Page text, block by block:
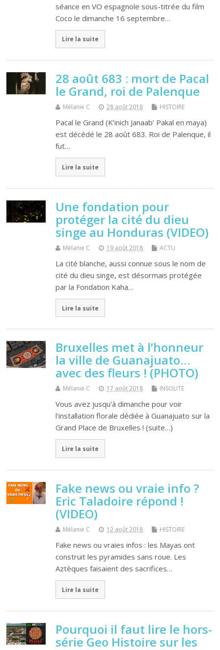
séance en VO espagnole sous-titrée du film
Coco le dimanche 16 septembre…
Lire la suite
28 août 683 : mort de Pacal
le Grand, roi de Palenque
Mélanie C 28 août 2018 HISTOIRE
Pacal le Grand (K’inich Janaab’ Pakal en maya)
est décédé le 28 août 683. Roi de Palenque, il
fut…
Lire la suite
Une fondation pour
protéger la cité du dieu
singe au Honduras (VIDEO)
Mélanie C 19 août 2018 ACTU
La cité blanche, aussi connue sous le nom de
cité du dieu singe, est désormais protégée
par la Fondation Kaha…
Lire la suite
Bruxelles met à l’honneur
la ville de Guanajuato…
avec des fleurs ! (PHOTO)
Mélanie C 17 août 2018 INSOLITE
Vous avez jusqu'à dimanche pour voir
l'installation florale dédiée à Guanajuato sur la
Grand Place de Bruxelles ! (suite…)
Lire la suite
Fake news ou vraie info ?
Eric Taladoire répond !
(VIDEO)
Mélanie C 12 août 2018 HISTOIRE
Fake news ou vraies infos : les Mayas ont
construit les pyramides sans roue. Les
Aztèques faisaient des sacrifices…
Lire la suite
Pourquoi il faut lire le hors-
série Geo Histoire sur les